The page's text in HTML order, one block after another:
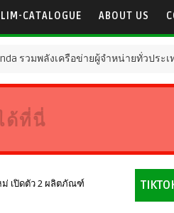
LIM-CATALOGUE ABOUT US
รือข่ายผู้จำหน่ายทั่วประเทศ ถ่ายทอดทิ
ด้ที่นี่
ม่ เปิดตัว 2 ผลิตภัณฑ์